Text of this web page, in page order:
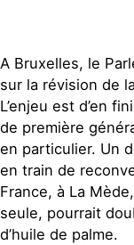
A Bruxelles, le
sur la révision de
L’enjeu est d’en
de première
en particulier. Un
en train de
France, à La
seule, pourrait
d’huile de palme.